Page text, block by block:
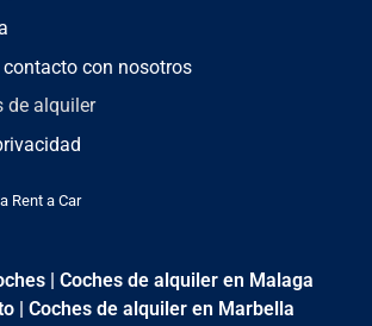
contacto con nosotros
de alquiler
Rent a Car
| Coches de alquiler en Malaga
| Coches de alquiler en Marbella